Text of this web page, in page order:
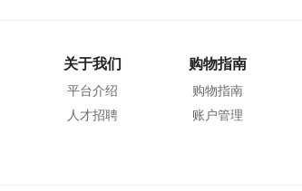
关于我们
平台介绍
人才招聘
购物指南
购物指南
账户管理